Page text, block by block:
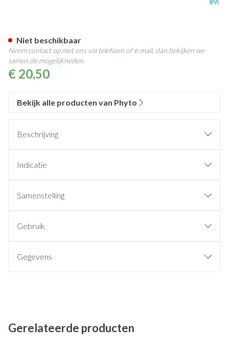
€ 20,50
Niet beschikbaar
Neem contact op met ons via telefoon of e-mail, dan bekijken we
samen de mogelijkheden.
Bekijk alle producten van Phyto
Beschrijving
Indicatie
Samenstelling
Gebruik
Gegevens
Gerelateerde producten